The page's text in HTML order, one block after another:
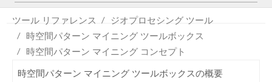
ン
ス
ツール リファレンス
ジオプロセシング ツール
時空間パターン マイニング ツールボックス
時空間パターン マイニング コンセプト
時空間パターン マイニング ツールボックスの概要